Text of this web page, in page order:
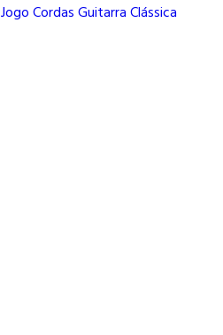
Jogo Cordas Guitarra Clássica